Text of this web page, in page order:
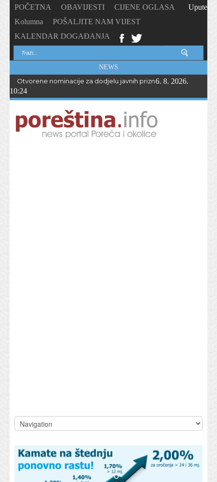
POČETNA OBAVIJESTI
CIJENE OGLASA
Kolumna
POŠALJITE NAM VIJEST
KALENDAR DOGAĐANJA
Upute
NEWS
Otvorene nominacije za dodjelu javnih priznanja Općine
6. 8. 2026.
10:24